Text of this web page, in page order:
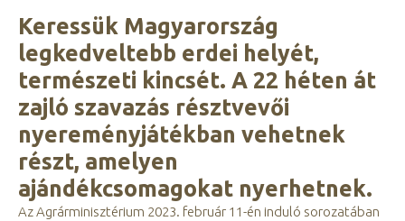
Keressük Magyarország
legkedveltebb erdei helyét,
természeti kincsét. A 22 héten át
zajló szavazás résztvevői
nyereményjátékban vehetnek
részt, amelyen
ajándékcsomagokat nyerhetnek.
Az Agrárminisztérium 2023. február 11-én induló sorozatában